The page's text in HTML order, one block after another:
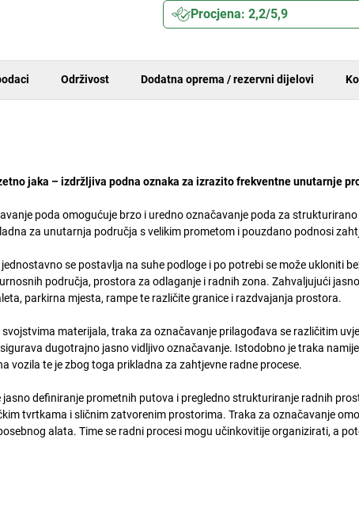
Procjena: 2,2/5,9
Održivost Dodatna oprema / rezervni dijelovi
jaka – izdržljiva podna oznaka za izrazito frekventne unutarnje
poda omogućuje brzo i uredno označavanje poda za strukturirano
za unutarnja područja s velikim prometom i pouzdano podnosi
se postavlja na suhe podloge i po potrebi se može ukloniti
područja, prostora za odlaganje i radnih zona. Zahvaljujući
parkirna mjesta, rampe te različite granice i razdvajanja prostora.
materijala, traka za označavanje prilagođava se različitim
dugotrajno jasno vidljivo označavanje. Istodobno je traka
vozila te je zbog toga prikladna za zahtjevne radne procese.
definiranje prometnih putova i pregledno strukturiranje radnih
tvrtkama i sličnim zatvorenim prostorima. Traka za označavanje
alata. Time se radni procesi mogu učinkovitije organizirati, a